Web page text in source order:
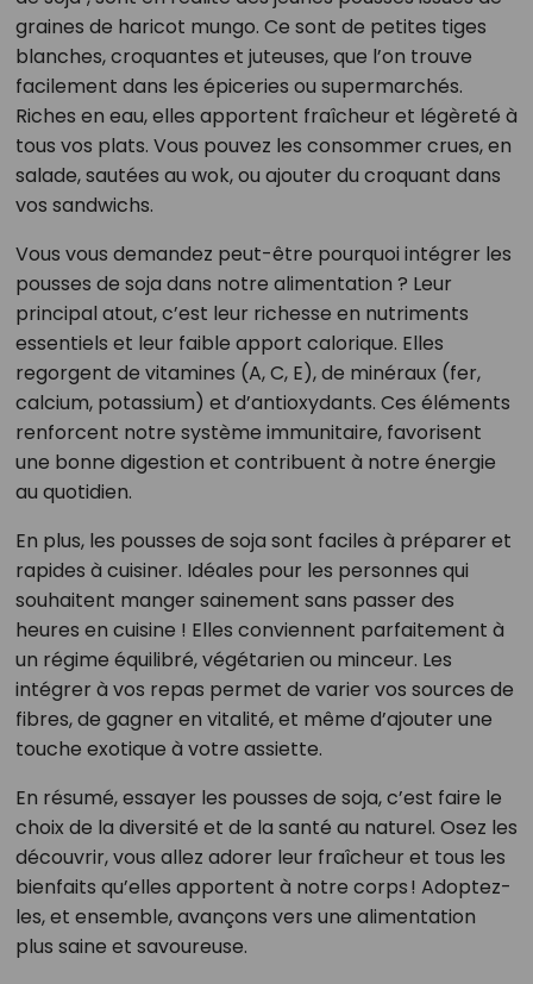
graines de haricot mungo. Ce sont de petites tiges
blanches, croquantes et juteuses, que l’on trouve
facilement dans les épiceries ou supermarchés.
Riches en eau, elles apportent fraîcheur et légèreté à
tous vos plats. Vous pouvez les consommer crues, en
salade, sautées au wok, ou ajouter du croquant dans
vos sandwichs.
Vous vous demandez peut-être pourquoi intégrer les
pousses de soja dans notre alimentation ? Leur
principal atout, c’est leur richesse en nutriments
essentiels et leur faible apport calorique. Elles
regorgent de vitamines (A, C, E), de minéraux (fer,
calcium, potassium) et d’antioxydants. Ces éléments
renforcent notre système immunitaire, favorisent
une bonne digestion et contribuent à notre énergie
au quotidien.
En plus, les pousses de soja sont faciles à préparer et
rapides à cuisiner. Idéales pour les personnes qui
souhaitent manger sainement sans passer des
heures en cuisine ! Elles conviennent parfaitement à
un régime équilibré, végétarien ou minceur. Les
intégrer à vos repas permet de varier vos sources de
fibres, de gagner en vitalité, et même d’ajouter une
touche exotique à votre assiette.
En résumé, essayer les pousses de soja, c’est faire le
choix de la diversité et de la santé au naturel. Osez les
découvrir, vous allez adorer leur fraîcheur et tous les
bienfaits qu’elles apportent à notre corps ! Adoptez-
les, et ensemble, avançons vers une alimentation
plus saine et savoureuse.